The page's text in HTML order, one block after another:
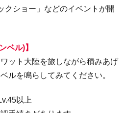
クショー」などのイベントが開
ベル)】
ット大陸を旅しながら積みあげ
ルを鳴らしてみてください。
以上